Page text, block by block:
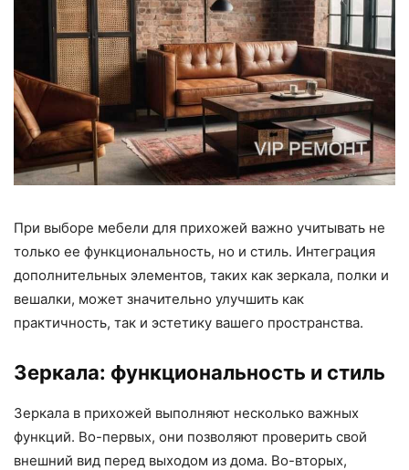
При выборе мебели для прихожей важно учитывать не
только ее функциональность, но и стиль. Интеграция
дополнительных элементов, таких как зеркала, полки и
вешалки, может значительно улучшить как
практичность, так и эстетику вашего пространства.
Зеркала: функциональность и стиль
Зеркала в прихожей выполняют несколько важных
функций. Во-первых, они позволяют проверить свой
внешний вид перед выходом из дома. Во-вторых,